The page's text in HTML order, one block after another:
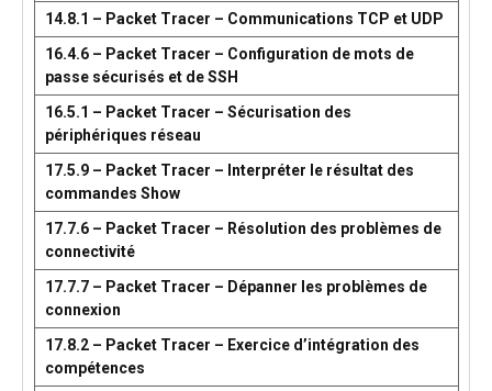
14.8.1 – Packet Tracer – Communications TCP et UDP
16.4.6 – Packet Tracer – Configuration de mots de
passe sécurisés et de SSH
16.5.1 – Packet Tracer – Sécurisation des
périphériques réseau
17.5.9 – Packet Tracer – Interpréter le résultat des
commandes Show
17.7.6 – Packet Tracer – Résolution des problèmes de
connectivité
17.7.7 – Packet Tracer – Dépanner les problèmes de
connexion
17.8.2 – Packet Tracer – Exercice d’intégration des
compétences